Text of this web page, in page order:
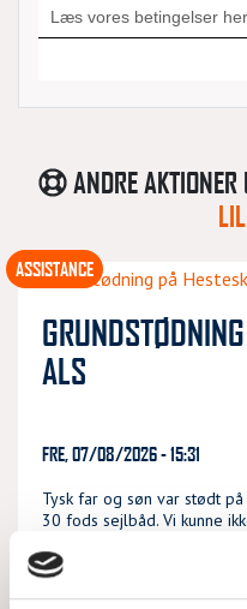
ANDRE
ALS
FRE, 07/08/2026 - 15:31
Tysk far og søn var stødt
30 fods sejlbåd. Vi kunne
DSRS Assens-
ASSISTANCE